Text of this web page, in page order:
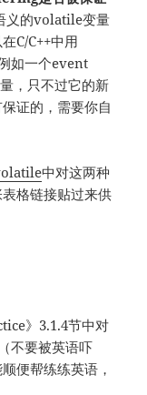
义的volatile变量
C/C++中用
如一个event
，只不过它的新
证的，需要你自
中对这两种
格链接贴过来供
》3.1.4节中对
不要被英语吓
便帮练练英语，